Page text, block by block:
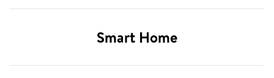
Smart Home